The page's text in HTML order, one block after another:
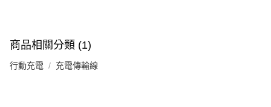
商品相關分類 (1)
行動充電 充電傳輸線